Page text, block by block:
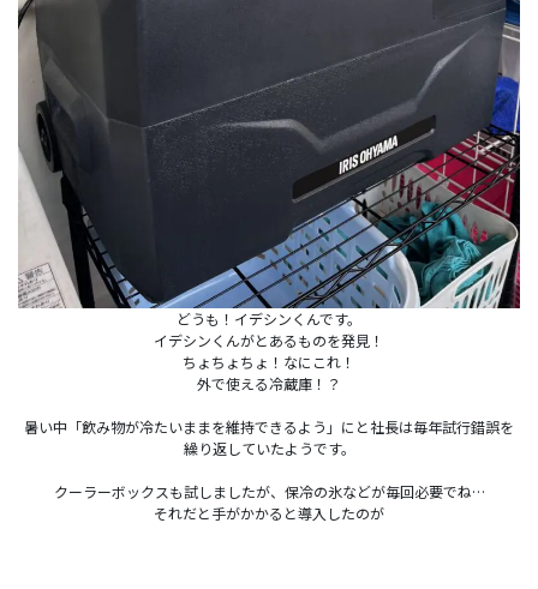
どうも！イデシンくんです。
イデシンくんがとあるものを発見！
ちょちょちょ！なにこれ！
外で使える冷蔵庫！？
暑い中「飲み物が冷たいままを維持できるよう」にと社長は毎年試行錯誤を
繰り返していたようです。
クーラーボックスも試しましたが、保冷の氷などが毎回必要でね…
それだと手がかかると導入したのが